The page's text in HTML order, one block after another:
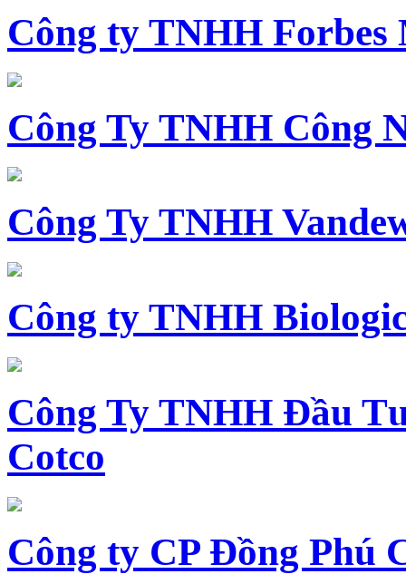
Công ty TNHH
Công Ty TNHH Công
Công Ty TNHH
Công ty TNHH
Công Ty TNHH Đầu
Cotco
Công ty CP Đồng Phú